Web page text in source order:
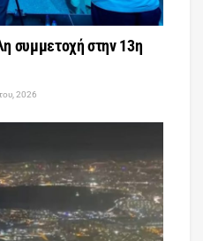
συμμετοχή στην 13η
2026